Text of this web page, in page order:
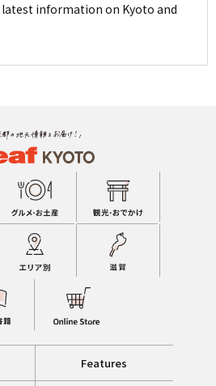
information on Kyoto and
Features